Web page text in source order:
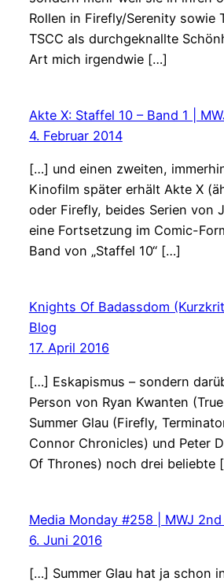
Rollen in Firefly/Serenity sowie
TSCC als durchgeknallte
Art mich irgendwie […]
Akte X: Staffel 10 – Band 1 |
4. Februar 2014
[…] und einen zweiten,
Kinofilm später erhält Akte X
oder Firefly, beides Serien von
eine Fortsetzung im Comic-
Band von „Staffel 10“ […]
Knights Of Badassdom
Blog
17. April 2016
[…] Eskapismus – sondern
Person von Ryan Kwanten
Summer Glau (Firefly,
Connor Chronicles) und Peter
Of Thrones) noch drei beliebte
Media Monday #258 | MWJ
6. Juni 2016
[…] Summer Glau hat ja schon